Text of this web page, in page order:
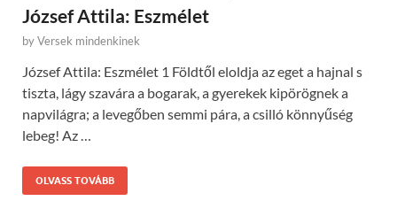
József Attila: Eszmélet
byVersek mindenkinek
József Attila: Eszmélet 1 Földtől eloldja az eget a hajnal s
tiszta, lágy szavára a bogarak, a gyerekek kipörögnek a
napvilágra; a levegőben semmi pára, a csilló könnyűség
lebeg! Az …
OLVASS TOVÁBB